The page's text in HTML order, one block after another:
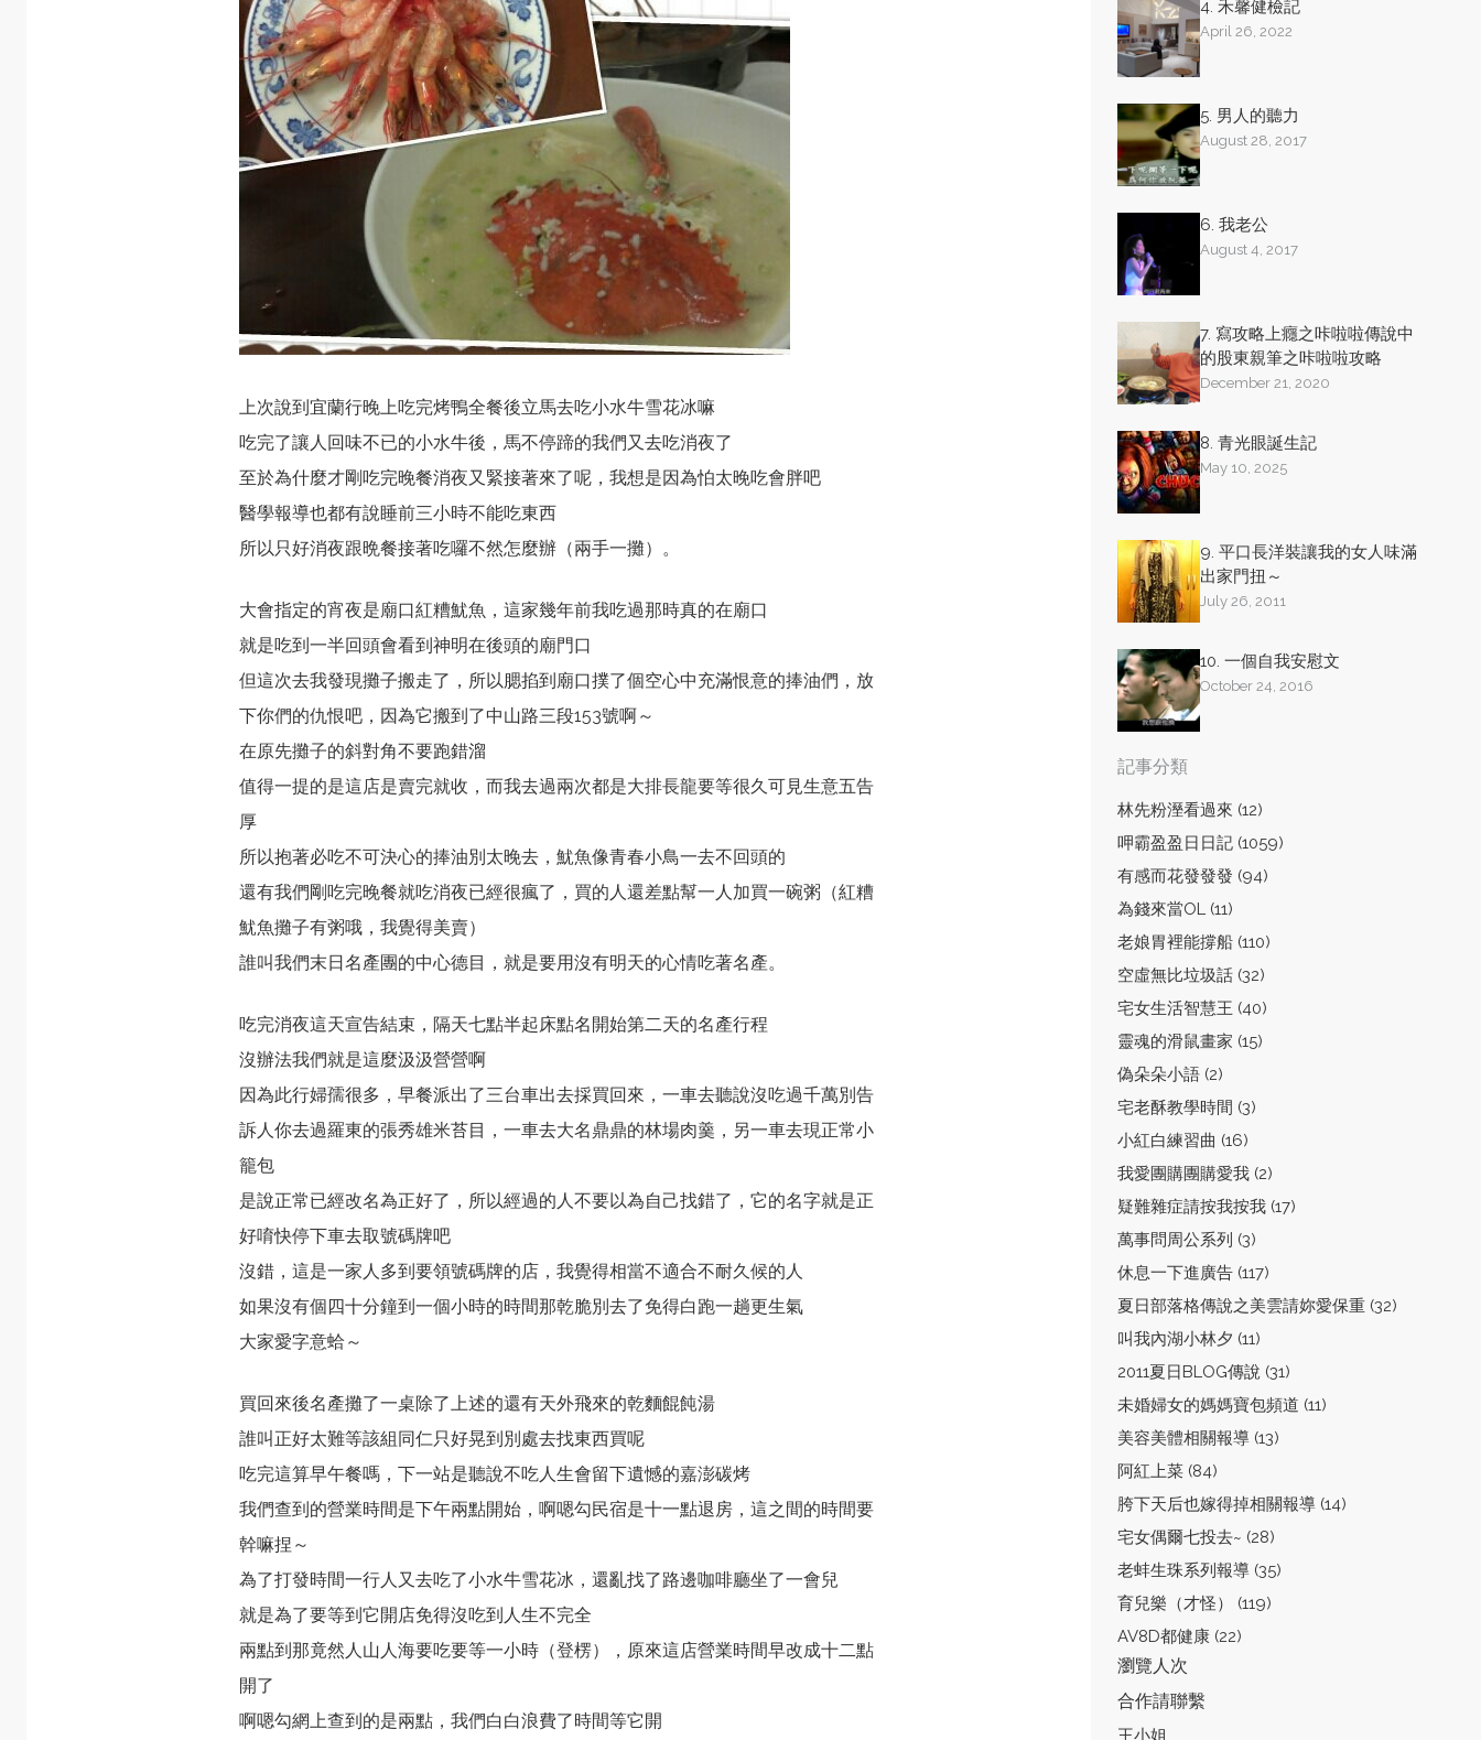
上次說到宜蘭行晚上吃完烤鴨全餐後立馬去吃小水牛雪花冰嘛
吃完了讓人回味不已的小水牛後，馬不停蹄的我們又去吃消夜了
至於為什麼才剛吃完晚餐消夜又緊接著來了呢，我想是因為怕太晚吃會胖吧
醫學報導也都有說睡前三小時不能吃東西
所以只好消夜跟晩餐接著吃囉不然怎麼辦（兩手一攤）。
大會指定的宵夜是廟口紅糟魷魚，這家幾年前我吃過那時真的在廟口
就是吃到一半回頭會看到神明在後頭的廟門口
但這次去我發現攤子搬走了，所以腮掐到廟口撲了個空心中充滿恨意的捧油們，放
下你們的仇恨吧，因為它搬到了中山路三段153號啊～
在原先攤子的斜對角不要跑錯溜
值得一提的是這店是賣完就收，而我去過兩次都是大排長龍要等很久可見生意五告
厚
所以抱著必吃不可決心的捧油別太晚去，魷魚像青春小鳥一去不回頭的
還有我們剛吃完晚餐就吃消夜已經很瘋了，買的人還差點幫一人加買一碗粥（紅糟
魷魚攤子有粥哦，我覺得美賣）
誰叫我們末日名產團的中心德目，就是要用沒有明天的心情吃著名產。
吃完消夜這天宣告結束，隔天七點半起床點名開始第二天的名產行程
沒辦法我們就是這麼汲汲營營啊
因為此行婦孺很多，早餐派出了三台車出去採買回來，一車去聽說沒吃過千萬別告
訴人你去過羅東的張秀雄米苔目，一車去大名鼎鼎的林場肉羹，另一車去現正常小
籠包
是說正常已經改名為正好了，所以經過的人不要以為自己找錯了，它的名字就是正
好唷快停下車去取號碼牌吧
沒錯，這是一家人多到要領號碼牌的店，我覺得相當不適合不耐久候的人
如果沒有個四十分鐘到一個小時的時間那乾脆別去了免得白跑一趟更生氣
大家愛字意蛤～
買回來後名產攤了一桌除了上述的還有天外飛來的乾麵餛飩湯
誰叫正好太難等該組同仁只好晃到別處去找東西買呢
吃完這算早午餐嗎，下一站是聽說不吃人生會留下遺憾的嘉澎碳烤
我們查到的營業時間是下午兩點開始，啊嗯勾民宿是十一點退房，這之間的時間要
幹嘛捏～
為了打發時間一行人又去吃了小水牛雪花冰，還亂找了路邊咖啡廳坐了一會兒
就是為了要等到它開店免得沒吃到人生不完全
兩點到那竟然人山人海要吃要等一小時（登楞），原來這店營業時間早改成十二點
開了
啊嗯勾網上查到的是兩點，我們白白浪費了時間等它開
4. 禾馨健檢記
April 26, 2022
5. 男人的聽力
August 28, 2017
6. 我老公
August 4, 2017
7. 寫攻略上癮之咔啦啦傳說中
的股東親筆之咔啦啦攻略
December 21, 2020
8. 青光眼誕生記
May 10, 2025
9. 平口長洋裝讓我的女人味滿
出家門扭～
July 26, 2011
10. 一個自我安慰文
October 24, 2016
記事分類
林先粉溼看過來 (12)
呷霸盈盈日日記 (1059)
有感而花發發發 (94)
為錢來當OL (11)
老娘胃裡能撐船 (110)
空虛無比垃圾話 (32)
宅女生活智慧王 (40)
靈魂的滑鼠畫家 (15)
偽朵朵小語 (2)
宅老酥教學時間 (3)
小紅白練習曲 (16)
我愛團購團購愛我 (2)
疑難雜症請按我按我 (17)
萬事問周公系列 (3)
休息一下進廣告 (117)
夏日部落格傳說之美雲請妳愛保重 (32)
叫我內湖小林夕 (11)
2011夏日BLOG傳說 (31)
未婚婦女的媽媽寶包頻道 (11)
美容美體相關報導 (13)
阿紅上菜 (84)
胯下天后也嫁得掉相關報導 (14)
宅女偶爾七投去~ (28)
老蚌生珠系列報導 (35)
育兒樂（才怪） (119)
AV8D都健康 (22)
瀏覽人次
合作請聯繫
王小姐